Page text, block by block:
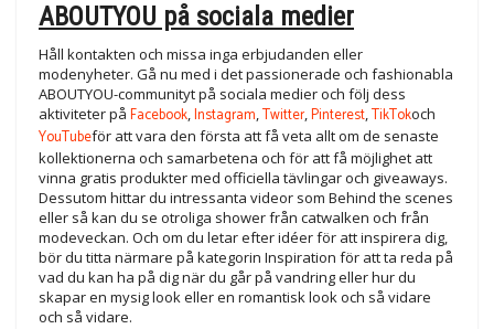
ABOUTYOU på sociala medier
Håll kontakten och missa inga erbjudanden eller
modenyheter. Gå nu med i det passionerade och fashionabla
ABOUTYOU-communityt på sociala medier och följ dess
aktiviteter på Facebook,Instagram,Twitter,Pinterest,TikTokoch
YouTubeför att vara den första att få veta allt om de senaste
kollektionerna och samarbetena och för att få möjlighet att
vinna gratis produkter med officiella tävlingar och giveaways.
Dessutom hittar du intressanta videor som Behind the scenes
eller så kan du se otroliga shower från catwalken och från
modeveckan. Och om du letar efter idéer för att inspirera dig,
bör du titta närmare på kategorin Inspiration för att ta reda på
vad du kan ha på dig när du går på vandring eller hur du
skapar en mysig look eller en romantisk look och så vidare
och så vidare.